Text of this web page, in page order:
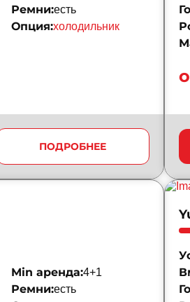
Ремни:есть
Опция:холодильник
ПОДРОБНЕЕ
Min аренда:4+1
Ремни:есть